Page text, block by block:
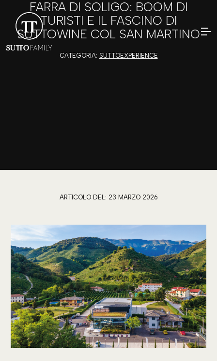
FARRA DI SOLIGO: BOOM DI
TURISTI E IL FASCINO DI
SUTTOWINE COL SAN MARTINO
CATEGORIA: SUTTOEXPERIENCE
ARTICOLO DEL: 23 MARZO 2026